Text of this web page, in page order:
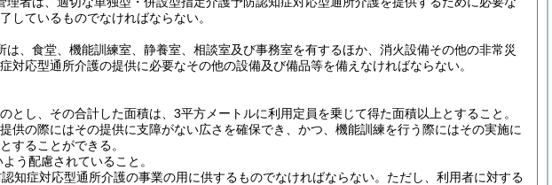
しているものでなければならない。
、食堂、機能訓練室、静養室、相談室及び事務室を有するほか、消火設備その他の非常災
応型通所介護の提供に必要なその他の設備及び備品等を備えなければならない。
し、その合計した面積は、3平方メートルに利用定員を乗じて得た面積以上とすること。
供の際にはその提供に支障がない広さを確保でき、かつ、機能訓練を行う際にはその実施に
することができる。
う配慮されていること。
知症対応型通所介護の事業の用に供するものでなければならない。 ただし、利用者に対する